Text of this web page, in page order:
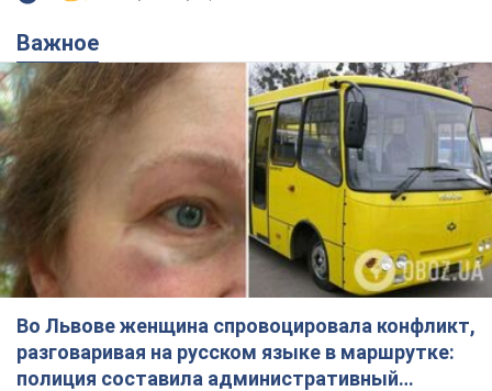
Важное
Во Львове женщина спровоцировала конфликт,
разговаривая на русском языке в маршрутке:
полиция составила административный